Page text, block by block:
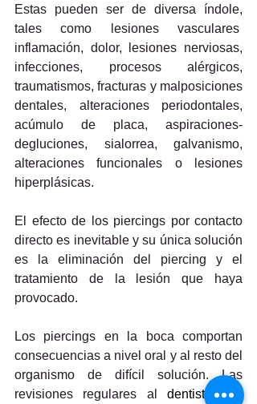
Estas pueden ser de diversa índole,
tales como lesiones vasculares
inflamación, dolor, lesiones nerviosas,
infecciones, procesos alérgicos,
traumatismos, fracturas y malposiciones
dentales, alteraciones periodontales,
acúmulo de placa, aspiraciones-
degluciones, sialorrea, galvanismo,
alteraciones funcionales o lesiones
hiperplásicas.
El efecto de los piercings por contacto
directo es inevitable y su única solución
es la eliminación del piercing y el
tratamiento de la lesión que haya
provocado.
Los piercings en la boca comportan
consecuencias a nivel oral y al resto del
organismo de difícil solución. Las
revisiones regulares al
dentista
son